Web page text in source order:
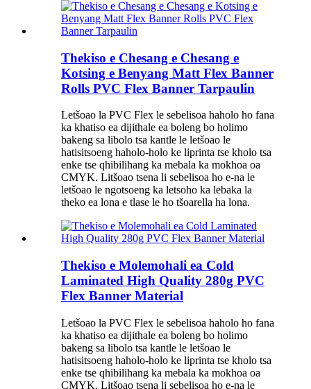
Thekiso e Chesang e Chesang e
Kotsing e Benyang Matt Flex Banner
Rolls PVC Flex Banner Tarpaulin
Letšoao la PVC Flex le sebelisoa haholo ho fana
ka khatiso ea dijithale ea boleng bo holimo
bakeng sa libolo tsa kantle le letšoao le
hatisitsoeng haholo-holo ke liprinta tse kholo tsa
enke tse qhibilihang ka mebala ka mokhoa oa
CMYK. Litšoao tsena li sebelisoa ho e-na le
letšoao le ngotsoeng ka letsoho ka lebaka la
theko ea lona e tlase le ho tšoarella ha lona.
Thekiso e Molemohali ea Cold
Laminated High Quality 280g PVC
Flex Banner Material
Letšoao la PVC Flex le sebelisoa haholo ho fana
ka khatiso ea dijithale ea boleng bo holimo
bakeng sa libolo tsa kantle le letšoao le
hatisitsoeng haholo-holo ke liprinta tse kholo tsa
enke tse qhibilihang ka mebala ka mokhoa oa
CMYK. Litšoao tsena li sebelisoa ho e-na le